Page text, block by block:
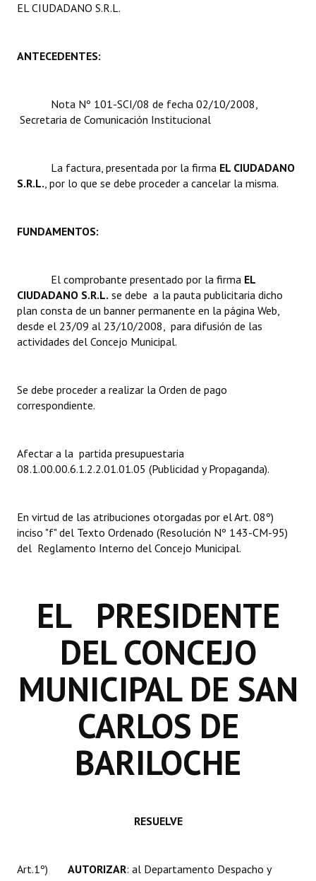
Constitución Nacional
Digesto
DOCUMENTOS
Dictámenes Asesoría Letrada
Actas de Sesión
Informes de Unidad Coordinadora
Actas de Audiencias Públicas
Comunicaciones
Resoluciones
Resoluciones de Presidencia
Antiguos Pobladores
Registros y Distinciones
Datos Históricos
Premio al Mérito - Registro
Audiencias Públicas - Registro
Mujeres que Dejaron Huellas - Registro
Banca del Vecino - Registro
EL CIUDADANO S.R.L.
ANTECEDENTES:
Nota Nº 101-SCI/08 de fecha 02/10/2008,
Secretaria de Comunicación Institucional
La factura, presentada por la firma  EL CIUDADANO
S.R.L., por lo que se debe proceder a cancelar la misma.
FUNDAMENTOS:
El comprobante presentado por la firma  EL
CIUDADANO S.R.L. se debe a la pauta publicitaria dicho
plan consta de un banner permanente en la página Web,
desde el 23/09 al 23/10/2008, para difusión de las
actividades del Concejo Municipal.
Se debe proceder a realizar la Orden de pago
correspondiente.
Afectar a la partida presupuestaria
08.1.00.00.6.1.2.2.01.01.05 (Publicidad y Propaganda).
En virtud de las atribuciones otorgadas por el Art. 08º)
inciso "f" del Texto Ordenado (Resolución Nº 143-CM-95)
del Reglamento Interno del Concejo Municipal.
EL PRESIDENTE
DEL CONCEJO
MUNICIPAL DE SAN
CARLOS DE
BARILOCHE
RESUELVE
Art.1º) AUTORIZAR: al Departamento Despacho y